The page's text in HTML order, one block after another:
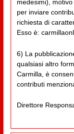
medesimi),
per inviare
richiesta di
Esso è:
6) La
qualsiasi altro
Carmilla, è
contributi
Direttore